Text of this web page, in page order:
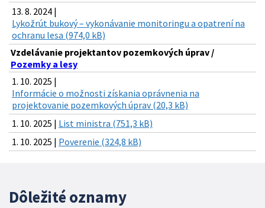
13. 8. 2024 |
Lykožrút bukový – vykonávanie monitoringu a opatrení na
ochranu lesa (974,0 kB)
Vzdelávanie projektantov pozemkových úprav /
Pozemky a lesy
1. 10. 2025 |
Informácie o možnosti získania oprávnenia na
projektovanie pozemkových úprav (20,3 kB)
1. 10. 2025 | List ministra (751,3 kB)
1. 10. 2025 | Poverenie (324,8 kB)
Dôležité oznamy